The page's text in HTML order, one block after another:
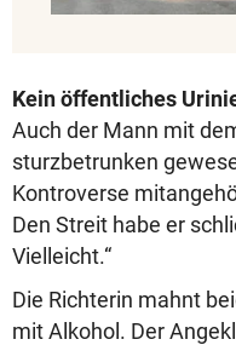
Kein öffentliches
Auch der Mann mit
sturzbetrunken
Kontroverse
Den Streit habe er
Vielleicht.“
Die Richterin mahnt
mit Alkohol. Der